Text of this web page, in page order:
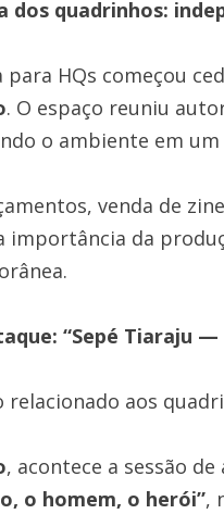
dos quadrinhos:
HQs começou
. O espaço reuniu
o ambiente em
venda de
da
“Sepé Tiaraju
aos
, acontece a sessão
o homem, o herói”,